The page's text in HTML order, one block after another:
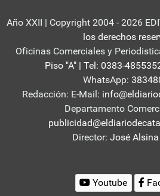
Año XXII | Copyright 2004 - 2026
los derechos
Oficinas Comerciales y
Piso "A" | Tel: 0383-
WhatsApp:
Redacción: E-Mail:
Departamento
Director: José
Youtube